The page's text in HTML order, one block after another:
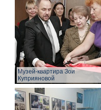
Музей-квартира Зои
Куприяновой